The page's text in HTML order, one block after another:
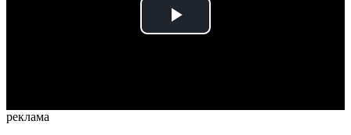
Play
реклама